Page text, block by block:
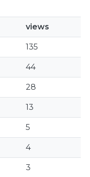
views
135
44
28
13
5
4
3